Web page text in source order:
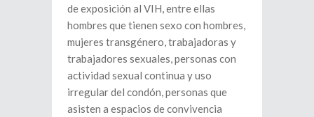
de exposición al VIH, entre ellas
hombres que tienen sexo con hombres,
mujeres transgénero, trabajadoras y
trabajadores sexuales, personas con
actividad sexual continua y uso
irregular del condón, personas que
asisten a espacios de convivencia